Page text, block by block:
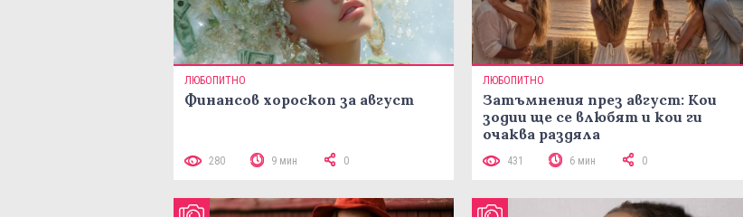
ЛЮБОПИТНО
Финансов хороскоп за август
280 9 мин 0
ЛЮБОПИТНО
Затъмнения през август: Кои
зодии ще се влюбят и кои ги
очаква раздяла
431 6 мин 0